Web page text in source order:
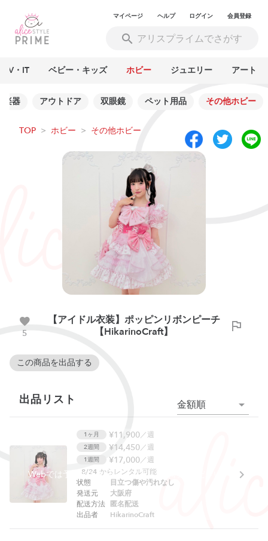
マイページ ヘルプ ログイン 会員登録
AV・IT ベビー・キッズ ホビー ジュエリー アート
楽器 アウトドア 双眼鏡 ペット用品 その他ホビー
TOP > ホビー > その他ホビー
5
【アイドル衣装】ポッピンリボンピーチ
【HikarinoCraft】
この商品を出品する
出品リスト 金額順
Webでは予約できません。アプリをご利用ください。
1ヶ月 ¥11,900／週
2週間 ¥14,450／週
1週間 ¥17,000／週
8/24 からレンタル可能
状態
発送元
配送方法
出品者
目立つ傷や汚れなし
大阪府
匿名配送
HikarinoCraft